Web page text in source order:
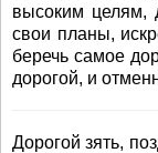
высоким целям,
свои планы,
беречь самое
дорогой, и
Дорогой зять,